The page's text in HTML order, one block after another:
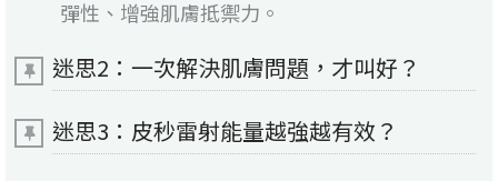
彈性、增強肌膚抵禦力。
迷思2：一次解決肌膚問題，才叫好？
迷思3：皮秒雷射能量越強越有效？